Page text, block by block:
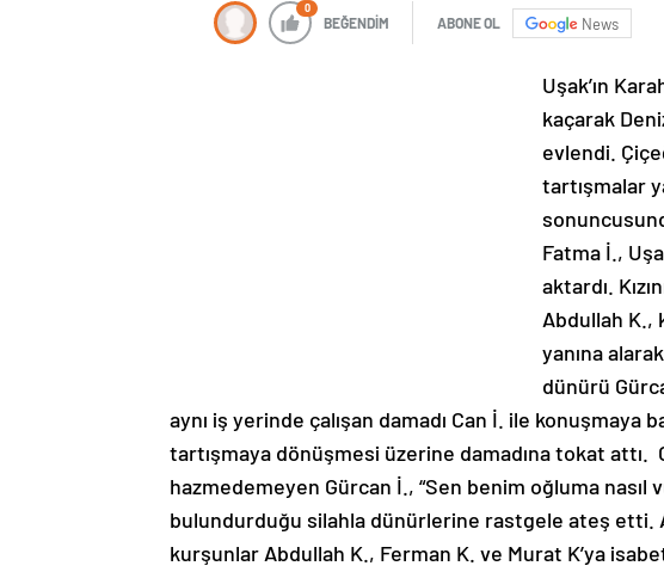
0
BEĞENDİM ABONE OL News
Uşak’ın
kaçarak
evlendi.
tartışmalar
Fatma İ.,
aktardı.
Abdullah K.,
yanına
dünürü
aynı iş yerinde çalışan damadı Can İ. ile konuşmaya
tartışmaya dönüşmesi üzerine damadına tokat attı.
hazmedemeyen Gürcan İ., “Sen benim oğluma nasıl
bulundurduğu silahla dünürlerine rastgele ateş etti.
kurşunlar Abdullah K., Ferman K. ve Murat K’ya